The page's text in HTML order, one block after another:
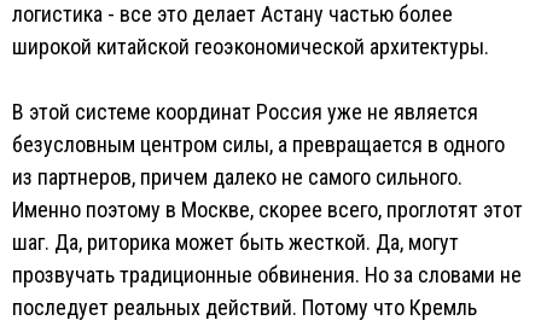
логистика - все это делает Астану частью более
широкой китайской геоэкономической архитектуры.
В этой системе координат Россия уже не является
безусловным центром силы, а превращается в одного
из партнеров, причем далеко не самого сильного.
Именно поэтому в Москве, скорее всего, проглотят этот
шаг. Да, риторика может быть жесткой. Да, могут
прозвучать традиционные обвинения. Но за словами не
последует реальных действий. Потому что Кремль